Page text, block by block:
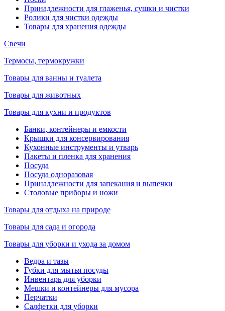
Принадлежности для глаженья, сушки и чистки
Ролики для чистки одежды
Товары для хранения одежды
Свечи
Термосы, термокружки
Товары для ванны и туалета
Товары для животных
Товары для кухни и продуктов
Банки, контейнеры и емкости
Крышки для консервирования
Кухонные инструменты и утварь
Пакеты и пленка для хранения
Посуда
Посуда одноразовая
Принадлежности для запекания и выпечки
Столовые приборы и ножи
Товары для отдыха на природе
Товары для сада и огорода
Товары для уборки и ухода за домом
Ведра и тазы
Губки для мытья посуды
Инвентарь для уборки
Мешки и контейнеры для мусора
Перчатки
Салфетки для уборки